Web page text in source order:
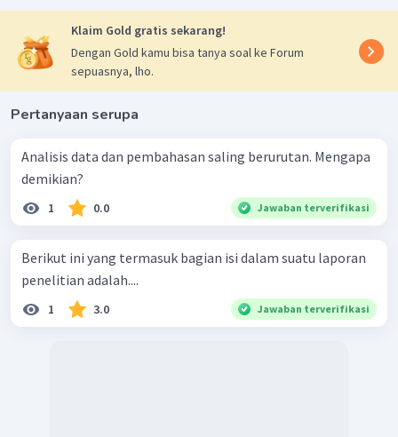
Klaim Gold gratis sekarang!
Dengan Gold kamu bisa tanya soal ke Forum
sepuasnya, lho.
Pertanyaan serupa
Analisis data dan pembahasan saling berurutan. Mengapa
demikian?
1 0.0 Jawaban terverifikasi
Berikut ini yang termasuk bagian isi dalam suatu laporan
penelitian adalah....
1 3.0 Jawaban terverifikasi